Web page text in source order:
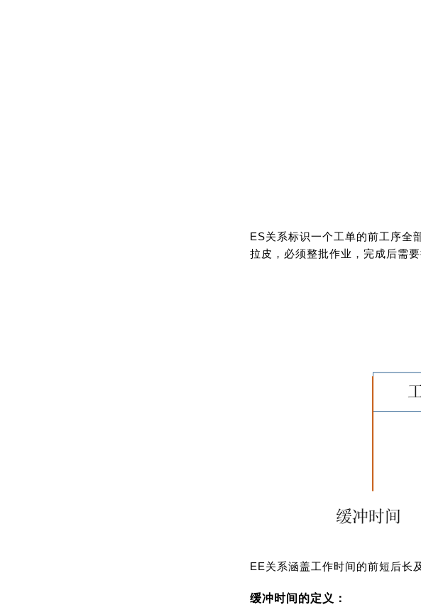
ES关系标识一个工单的前工序全
拉皮，必须整批作业，完成后需
EE关系涵盖工作时间的前短后长
缓冲时间的定义：